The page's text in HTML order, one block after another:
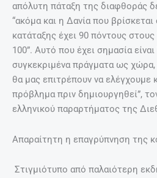
απόλυτη πάταξη της διαφθοράς
“ακόμα και η Δανία που
κατάταξης έχει 90 πόντους στους
100”. Αυτό που έχει σημασία είναι
συγκεκριμένα πράγματα ως
θα μας επιτρέπουν να ελέγχουμε
πρόβλημα πριν δημιουργηθεί”,
ελληνικού παραρτήματος της
Απαραίτητη η επαγρύπνηση της
Στιγμιότυπο από παλαιότερη